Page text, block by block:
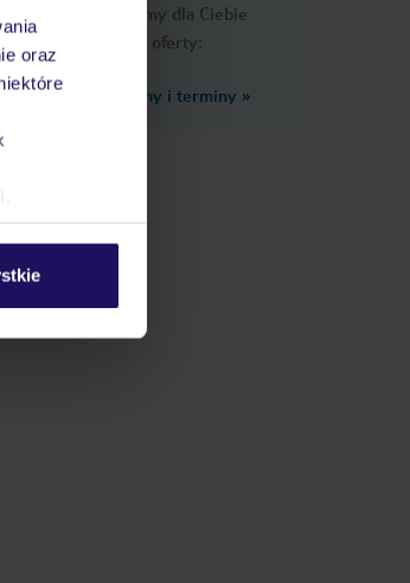
oraz
Przygotowaliśmy dla Ciebie
podobne oferty:
Zobacz inne ceny i terminy »